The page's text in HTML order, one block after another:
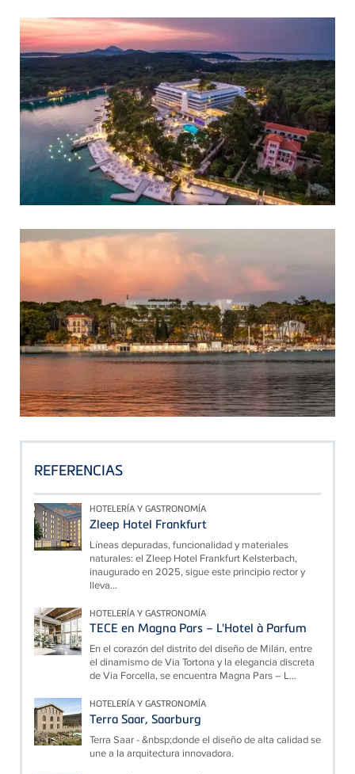
REFERENCIAS
HOTELERÍA Y GASTRONOMÍA
Zleep Hotel Frankfurt
Líneas depuradas, funcionalidad y materiales
naturales: el Zleep Hotel Frankfurt Kelsterbach,
inaugurado en 2025, sigue este principio rector y
lleva...
HOTELERÍA Y GASTRONOMÍA
TECE en Magna Pars – L'Hotel à Parfum
En el corazón del distrito del diseño de Milán, entre
el dinamismo de Via Tortona y la elegancia discreta
de Via Forcella, se encuentra Magna Pars – L...
HOTELERÍA Y GASTRONOMÍA
Terra Saar, Saarburg
Terra Saar - &nbsp;donde el diseño de alta calidad se
une a la arquitectura innovadora.